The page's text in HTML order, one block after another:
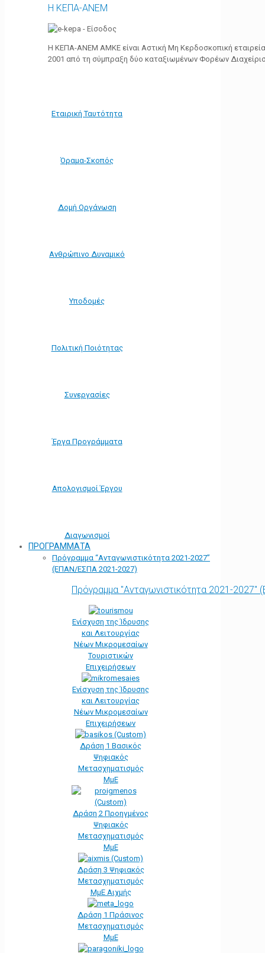
Η ΚΕΠΑ-ΑΝΕΜ
Η ΚΕΠΑ-ΑΝΕΜ ΑΜΚΕ είναι Αστική Μη Κερδοσκοπική
2001 από τη σύμπραξη δύο καταξιωμένων Φορέων
Εταιρική Ταυτότητα
Όραμα-Σκοπός
Δομή Οργάνωση
Ανθρώπινο Δυναμικό
Υποδομές
Πολιτική Ποιότητας
Συνεργασίες
Έργα Προγράμματα
Απολογισμοί Έργου
Διαγωνισμοί
ΠΡΟΓΡΑΜΜΑΤΑ
Πρόγραμμα “Ανταγωνιστικότητα 2021-2027”
(ΕΠΑΝ/ΕΣΠΑ 2021-2027)
Πρόγραμμα "Ανταγωνιστικότητα 2021-
Ενίσχυση της Ίδρυσης
και Λειτουργίας
Νέων Μικρομεσαίων
Τουριστικών
Επιχειρήσεων
Ενίσχυση της Ίδρυσης
και Λειτουργίας
Νέων Μικρομεσαίων
Επιχειρήσεων
Δράση 1 Βασικός
Ψηφιακός
Μετασχηματισμός
ΜμΕ
Δράση 2 Προηγμένος
Ψηφιακός
Μετασχηματισμός
ΜμΕ
Δράση 3 Ψηφιακός
Μετασχηματισμός
ΜμΕ Αιχμής
Δράση 1 Πράσινος
Μετασχηματισμός
ΜμΕ